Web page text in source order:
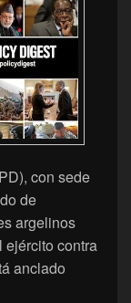
con sede
de
argelinos
ejército contra
anclado
revela la